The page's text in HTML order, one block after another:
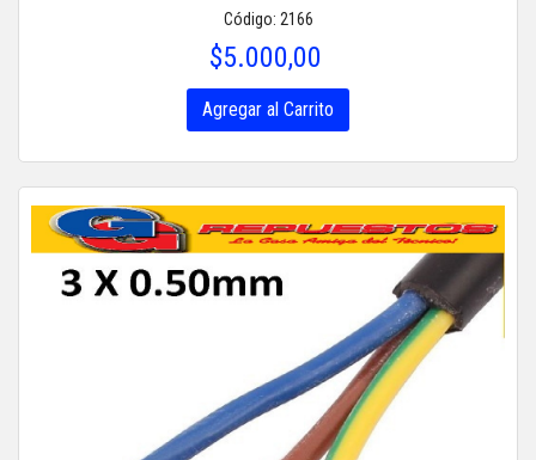
Código: 2166
$5.000,00
Agregar al Carrito